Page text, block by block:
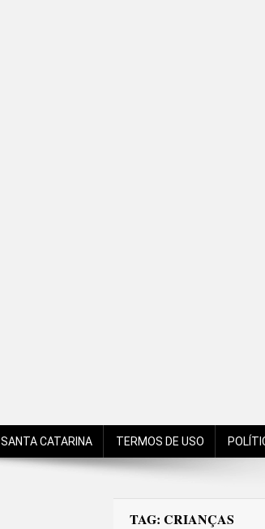
SANTA CATARINA TERMOS DE USO
TAG: CRIANÇAS